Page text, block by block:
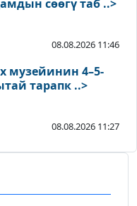
сөөгү таб ..>
08.08.2026 11:46
музейинин 4–5-
тарапк ..>
08.08.2026 11:27